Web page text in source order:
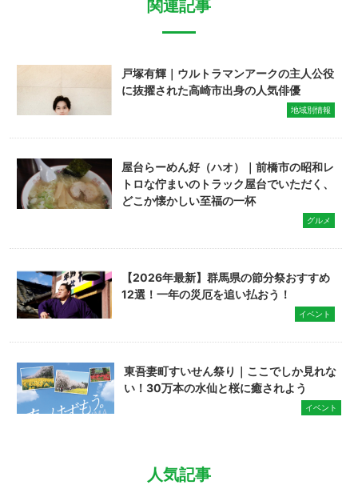
関連記事
戸塚有輝｜ウルトラマンアークの主人公役
に抜擢された高崎市出身の人気俳優
地域別情報
屋台らーめん好（ハオ）｜前橋市の昭和レ
トロな佇まいのトラック屋台でいただく、
どこか懐かしい至福の一杯
グルメ
【2026年最新】群馬県の節分祭おすすめ
12選！一年の災厄を追い払おう！
イベント
東吾妻町すいせん祭り｜ここでしか見れな
い！30万本の水仙と桜に癒されよう
イベント
人気記事